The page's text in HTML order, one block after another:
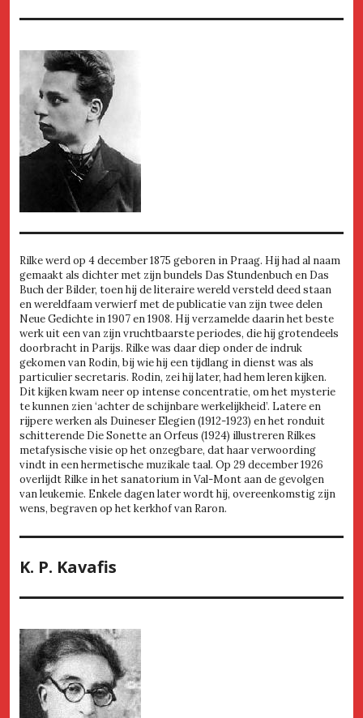
Rilke werd op 4 december 1875 geboren in Praag. Hij had al naam
gemaakt als dichter met zijn bundels Das Stundenbuch en Das
Buch der Bilder, toen hij de literaire wereld versteld deed staan
en wereldfaam verwierf met de publicatie van zijn twee delen
Neue Gedichte in 1907 en 1908. Hij verzamelde daarin het beste
werk uit een van zijn vruchtbaarste periodes, die hij grotendeels
doorbracht in Parijs. Rilke was daar diep onder de indruk
gekomen van Rodin, bij wie hij een tijdlang in dienst was als
particulier secretaris. Rodin, zei hij later, had hem leren kijken.
Dit kijken kwam neer op intense concentratie, om het mysterie
te kunnen zien ‘achter de schijnbare werkelijkheid’. Latere en
rijpere werken als Duineser Elegien (1912-1923) en het ronduit
schitterende Die Sonette an Orfeus (1924) illustreren Rilkes
metafysische visie op het onzegbare, dat haar verwoording
vindt in een hermetische muzikale taal. Op 29 december 1926
overlijdt Rilke in het sanatorium in Val-Mont aan de gevolgen
van leukemie. Enkele dagen later wordt hij, overeenkomstig zijn
wens, begraven op het kerkhof van Raron.
K. P. Kavafis